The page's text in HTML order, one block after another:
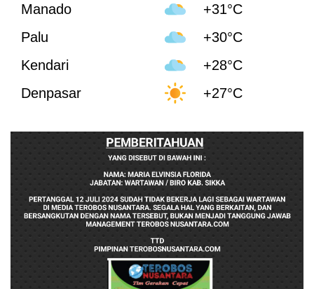
Manado
+31°C
Palu
+30°C
Kendari
+28°C
Denpasar
+27°C